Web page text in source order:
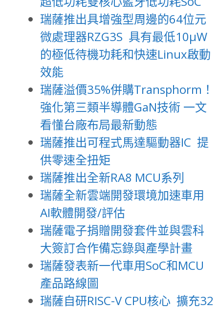
瑞薩推出具增強型周邊的64位元
微處理器RZG3S 具有最低10μW
的極低待機功耗和快速Linux啟動
效能
瑞薩溢價35%併購Transphorm！
強化第三類半導體GaN技術 一文
看懂台廠布局最新動態
瑞薩推出可程式馬達驅動器IC 提
供零速全扭矩
瑞薩推出全新RA8 MCU系列
瑞薩全新雲端開發環境加速車用
AI軟體開發/評估
瑞薩電子捐贈開發套件並與雲科
大簽訂合作備忘錄與產學計畫
瑞薩發表新一代車用SoC和MCU
產品路線圖
瑞薩自研RISC-V CPU核心 擴充32